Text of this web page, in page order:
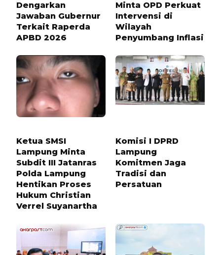
Dengarkan
Jawaban Gubernur
Terkait Raperda
APBD 2026
Minta OPD Perkuat
Intervensi di
Wilayah
Penyumbang Inflasi
Ketua SMSI
Lampung Minta
Subdit III Jatanras
Polda Lampung
Hentikan Proses
Hukum Christian
Verrel Suyanartha
Komisi I DPRD
Lampung
Komitmen Jaga
Tradisi dan
Persatuan